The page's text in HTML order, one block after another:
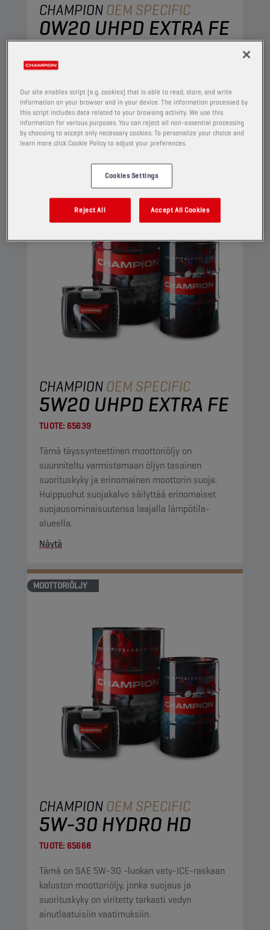
CHAMPIONOEM SPECIFIC
0W20 UHPD EXTRA FE
Tämä täyssynteettinen voiteluaine takaa
uusimpien IVECO-moottorien erinomaisen
suorituskyvyn ja suojauksen.
Näytä
CHAMPIONOEM SPECIFIC
5W20 UHPD EXTRA FE
TUOTE: 65639
Tämä täyssynteettinen moottoriöljy on
suunniteltu varmistamaan öljyn tasainen
suorituskyky ja erinomainen moottorin suoja.
Huippuohut suojakalvo säilyttää erinomaiset
suojausominaisuutensa laajalla lämpötila-
alueella.
Näytä
MOOTTORIÖLJY
CHAMPIONOEM SPECIFIC
5W-30 HYDRO HD
TUOTE: 65668
Tämä on SAE 5W-30 -luokan vety-ICE-raskaan
kaluston moottoriöljy, jonka suojaus ja
suorituskyky on viritetty tarkasti vedyn
ainutlaatuisiin vaatimuksiin.
Our site enables script (e.g. cookies) that is able to read, store, and write
information on your browser and in your device. The information processed by
this script includes data related to your browsing activity. We use this
information for various purposes. You can reject all non-essential processing
by choosing to accept only necessary cookies. To personalize your choice and
learn more click Cookie Policy to adjust your preferences.
Cookies Settings
Reject All Accept All Cookies